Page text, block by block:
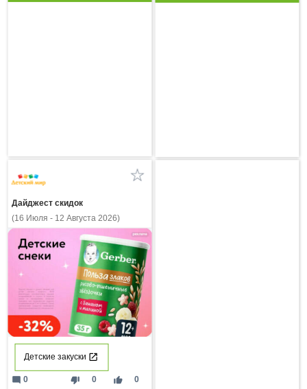
Дайджест скидок
(16 Июля - 12 Августа 2026)
Детские закуски
thumb_down 0 thumb_up 0
mode_comment 0